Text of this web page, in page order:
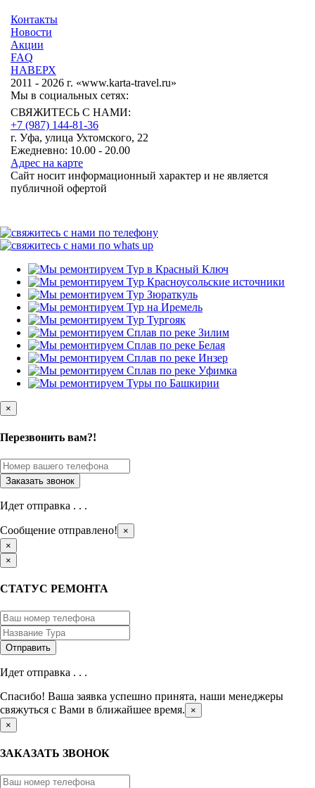
Контакты
Новости
Акции
FAQ
НАВЕРХ
2011 - 2026 г. «www.karta-travel.ru»
Мы в социальных сетях:
СВЯЖИТЕСЬ С НАМИ:
+7 (987) 144-81-36
г. Уфа, улица Ухтомского, 22
Ежедневно: 10.00 - 20.00
Адрес на карте
Сайт носит информационный характер и не является
публичной офертой
×
Перезвонить вам?!
Идет отправка . . .
Сообщение отправлено!
×
×
×
СТАТУС РЕМОНТА
Идет отправка . . .
Спасибо! Ваша заявка успешно принята, наши менеджеры
свяжуться с Вами в ближайшее время.
×
×
ЗАКАЗАТЬ ЗВОНОК